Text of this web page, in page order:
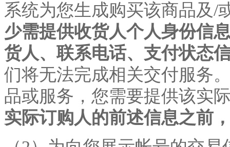
系统为您生成购买该商品及/
少需提供收货人个人身份信
货人、联系电话、支付状态
们将无法完成相关交付服务
品或服务，您需要提供该实
实际订购人的前述信息之前